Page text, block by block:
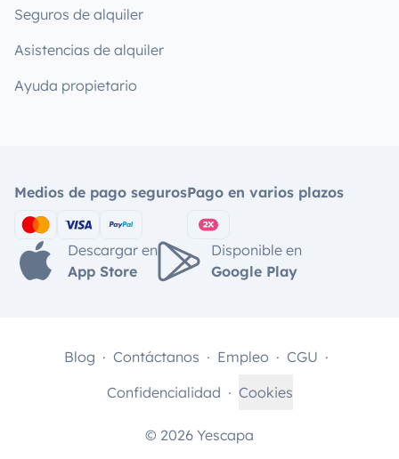
Seguros de alquiler
Asistencias de alquiler
Ayuda propietario
Medios de pago segurosPago en varios plazos
Descargar en
App Store
Disponible en
Google Play
© 2026 Yescapa
Blog Contáctanos Empleo
CGU
Confidencialidad
Cookies